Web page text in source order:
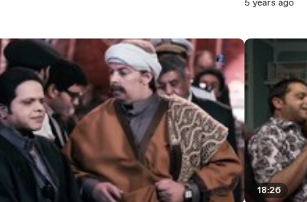
5 years ago
18:26